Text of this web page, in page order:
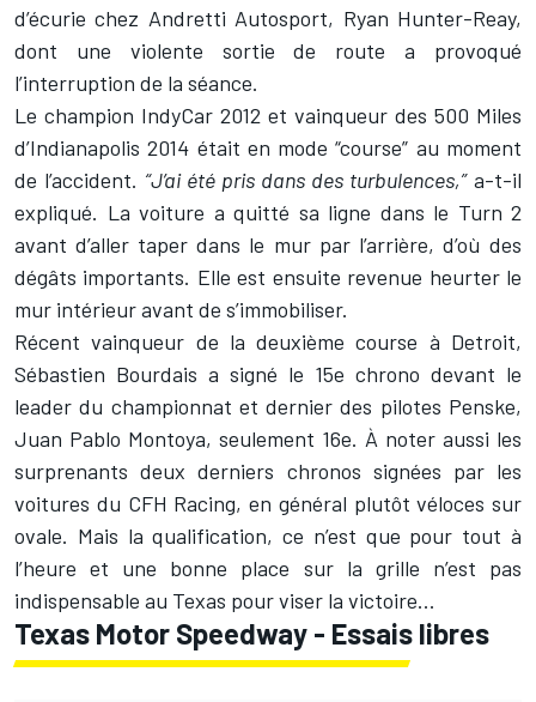
d’écurie chez Andretti Autosport, Ryan Hunter-Reay,
dont une violente sortie de route a provoqué
l’interruption de la séance.
Le champion IndyCar 2012 et vainqueur des 500 Miles
d’Indianapolis 2014 était en mode “course” au moment
de l’accident. “J’ai été pris dans des turbulences,”a-t-il
expliqué. La voiture a quitté sa ligne dans le Turn 2
avant d’aller taper dans le mur par l’arrière, d’où des
dégâts importants. Elle est ensuite revenue heurter le
mur intérieur avant de s’immobiliser.
Récent vainqueur de la deuxième course à Detroit,
Sébastien Bourdais a signé le 15e chrono devant le
leader du championnat et dernier des pilotes Penske,
Juan Pablo Montoya, seulement 16e. À noter aussi les
surprenants deux derniers chronos signées par les
voitures du CFH Racing, en général plutôt véloces sur
ovale. Mais la qualification, ce n’est que pour tout à
l’heure et une bonne place sur la grille n’est pas
indispensable au Texas pour viser la victoire...
Texas Motor Speedway - Essais libres